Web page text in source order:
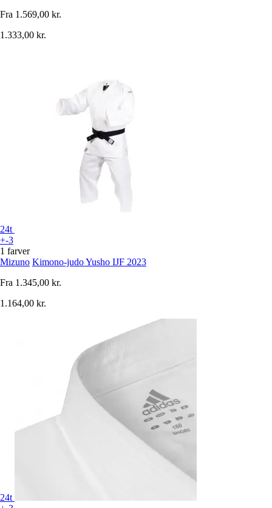
Fra 1.569,00 kr.
1.333,00 kr.
24t
+-3
1 farver
Mizuno Kimono-judo Yusho IJF 2023
Fra 1.345,00 kr.
1.164,00 kr.
24t